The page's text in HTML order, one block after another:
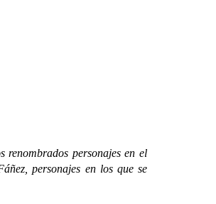
personajes en el
personajes en los que se